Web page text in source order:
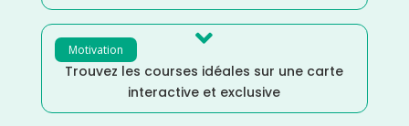
Motivation 
Trouvez les courses idéales sur une carte
interactive et exclusive